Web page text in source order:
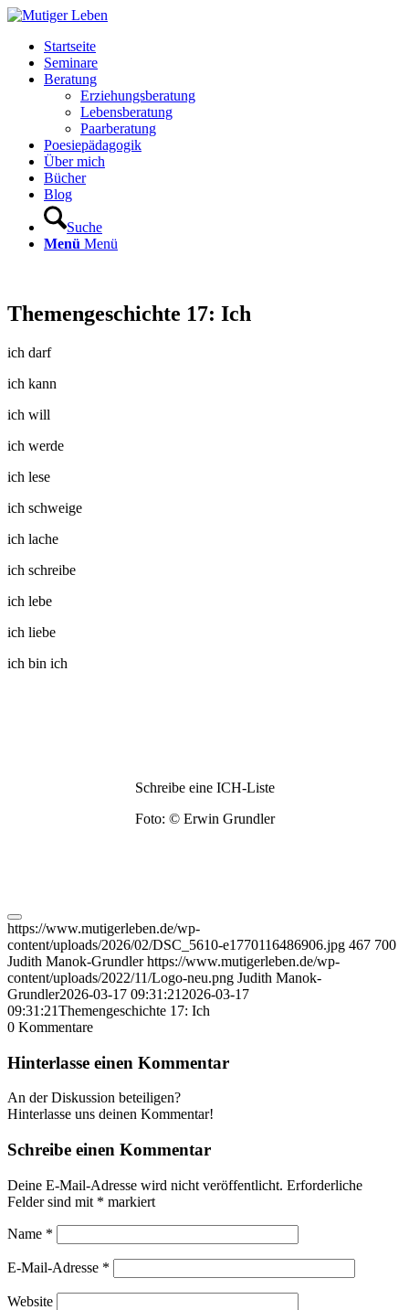
Startseite
Seminare
Beratung
Erziehungsberatung
Lebensberatung
Paarberatung
Poesiepädagogik
Über mich
Bücher
Blog
Suche
Menü Menü
Themengeschichte 17: Ich
ich darf
ich kann
ich will
ich werde
ich lese
ich schweige
ich lache
ich schreibe
ich lebe
ich liebe
ich bin ich
Schreibe eine ICH-Liste
Foto: © Erwin Grundler
https://www.mutigerleben.de/wp-
content/uploads/2026/02/DSC_5610-e1770116486906.jpg 467 700
Judith Manok-Grundler https://www.mutigerleben.de/wp-
content/uploads/2022/11/Logo-neu.png Judith Manok-
Grundler2026-03-17 09:31:21 2026-03-17
09:31:21Themengeschichte 17: Ich
0 Kommentare
Hinterlasse einen Kommentar
An der Diskussion beteiligen?
Hinterlasse uns deinen Kommentar!
Schreibe einen Kommentar
Deine E-Mail-Adresse wird nicht veröffentlicht. Erforderliche
Felder sind mit * markiert
Name *
E-Mail-Adresse *
Website